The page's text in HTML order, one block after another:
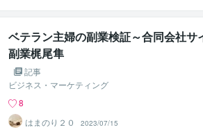
ベテラン主婦の副業検証～合同会社サ
副業梶尾隼
記事
ビジネス・マーケティング
8
はまのり２０
2023/07/15